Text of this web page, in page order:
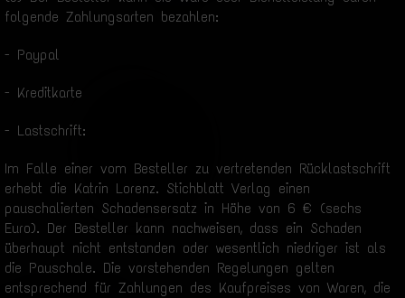
folgende Zahlungsarten bezahlen:
- Paypal
- Kreditkarte
- Lastschrift:
Im Falle einer vom Besteller zu vertretenden Rücklastschrift
erhebt die Katrin Lorenz. Stichblatt Verlag einen
pauschalierten Schadensersatz in Höhe von 6 € (sechs
Euro). Der Besteller kann nachweisen, dass ein Schaden
überhaupt nicht entstanden oder wesentlich niedriger ist als
die Pauschale. Die vorstehenden Regelungen gelten
entsprechend für Zahlungen des Kaufpreises von Waren, die